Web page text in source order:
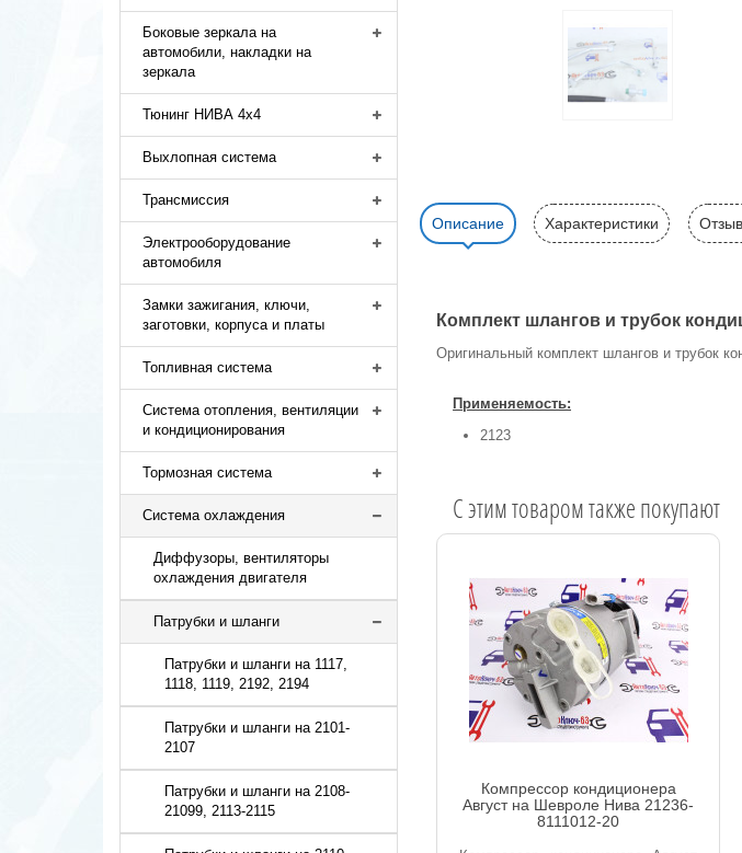
Боковые зеркала на
автомобили, накладки на
зеркала
Тюнинг НИВА 4х4
Выхлопная система
Трансмиссия
Электрооборудование
автомобиля
Замки зажигания, ключи,
заготовки, корпуса и платы
Топливная система
Система отопления, вентиляции
и кондиционирования
Тормозная система
Система охлаждения
Диффузоры, вентиляторы
охлаждения двигателя
Патрубки и шланги
Патрубки и шланги на 1117,
1118, 1119, 2192, 2194
Патрубки и шланги на 2101-
2107
Патрубки и шланги на 2108-
21099, 2113-2115
Описание Характеристики
Комплект шлангов и трубок
Оригинальный комплект шлангов и трубок
Применяемость:
2123
C этим товаром также покупают
Компрессор кондиционера
Август на Шевроле Нива 21236-
8111012-20